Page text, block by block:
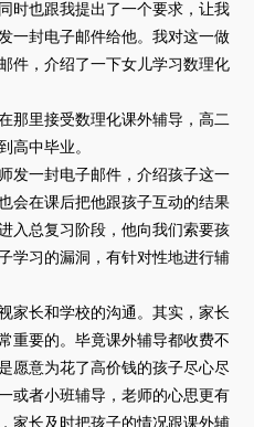
时也跟我提出了一个要求，让我
一封电子邮件给他。我对这一做
件，介绍了一下女儿学习数理化
里接受数理化课外辅导，高二
高中毕业。
一封电子邮件，介绍孩子这一
会在课后把他跟孩子互动的结果
入总复习阶段，他向我们索要孩
学习的漏洞，有针对性地进行辅
长和学校的沟通。其实，家长
重要的。毕竟课外辅导都收费不
愿意为花了高价钱的孩子尽心尽
或者小班辅导，老师的心思更有
家长及时把孩子的情况跟课外辅